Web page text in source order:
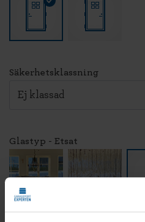
Säkerhetsklassning
Glastyp - Etsat